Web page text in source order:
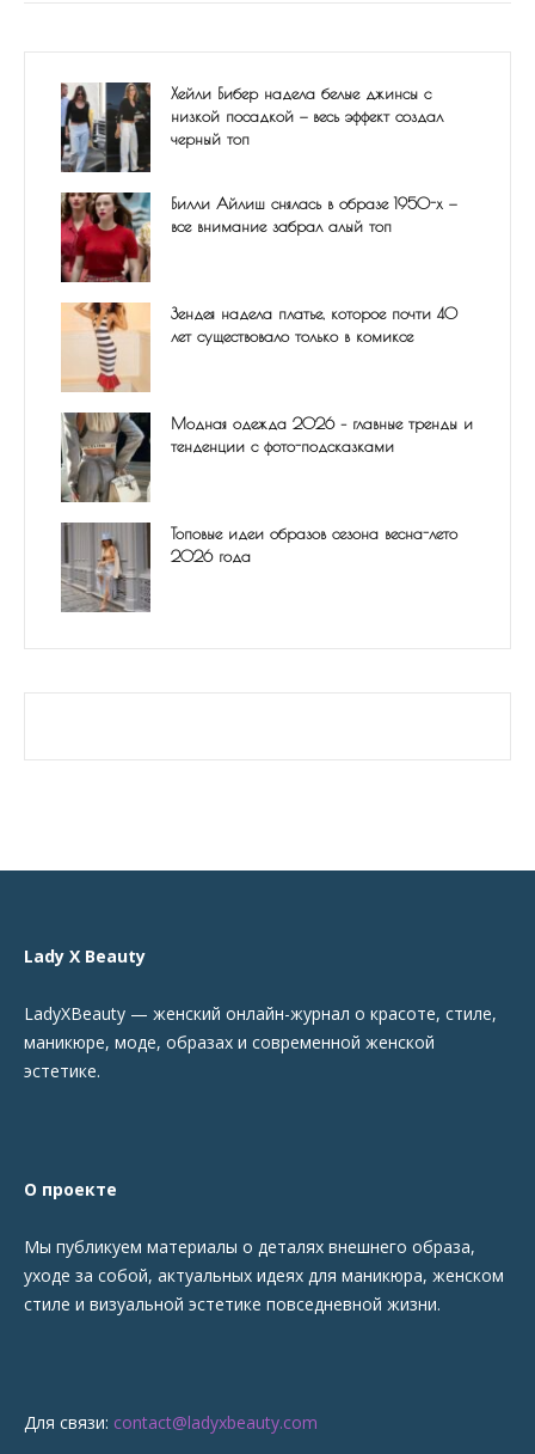
Хейли Бибер надела белые джинсы с
низкой посадкой — весь эффект создал
черный топ
Билли Айлиш снялась в образе 1950-х —
все внимание забрал алый топ
Зендея надела платье, которое почти 40
лет существовало только в комиксе
Модная одежда 2026 – главные тренды и
тенденции с фото-подсказками
Топовые идеи образов сезона весна-лето
2026 года
Lady X Beauty
LadyXBeauty — женский онлайн-журнал о красоте, стиле,
маникюре, моде, образах и современной женской
эстетике.
О проекте
Мы публикуем материалы о деталях внешнего образа,
уходе за собой, актуальных идеях для маникюра, женском
стиле и визуальной эстетике повседневной жизни.
Для связи: contact@ladyxbeauty.com